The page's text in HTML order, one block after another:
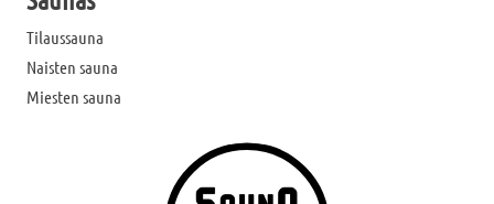
Tilaussauna
Naisten sauna
Miesten sauna